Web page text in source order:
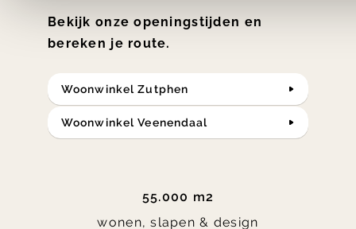
Bekijk onze openingstijden en
bereken je route.
Woonwinkel Zutphen
Woonwinkel Veenendaal
55.000 m2
wonen, slapen & design